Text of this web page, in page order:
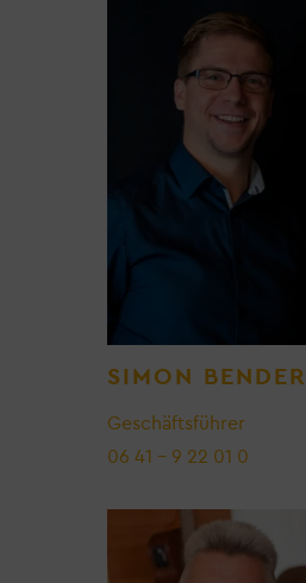
SIMON BENDER
Geschäftsführer
06 41 – 9 22 01 0